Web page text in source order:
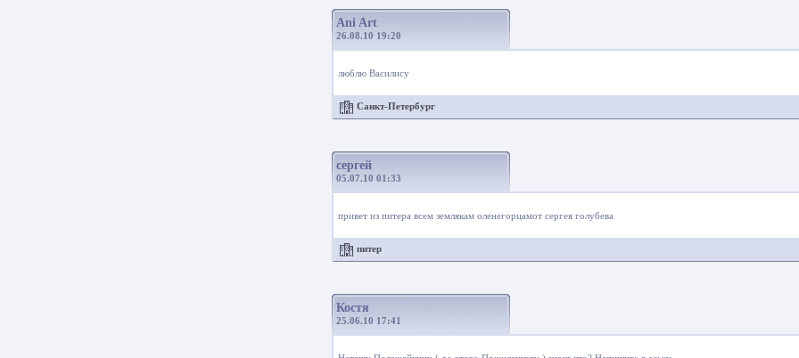
Ani Art
26.08.10 19:20
люблю Василису
Санкт-Петербург
сергей
05.07.10 01:33
привет из питера всем землякам оленегорцамот сергея голубева
питер
Костя
25.06.10 17:41